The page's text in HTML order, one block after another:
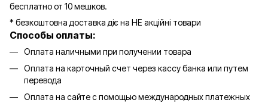
бесплатно от 10 мешков.
* безкоштовна доставка діє на НЕ акційні товари
Способы оплаты:
Оплата наличными при получении товара
Оплата на карточный счет через кассу банка или путем
перевода
Оплата на сайте с помощью международных платежных